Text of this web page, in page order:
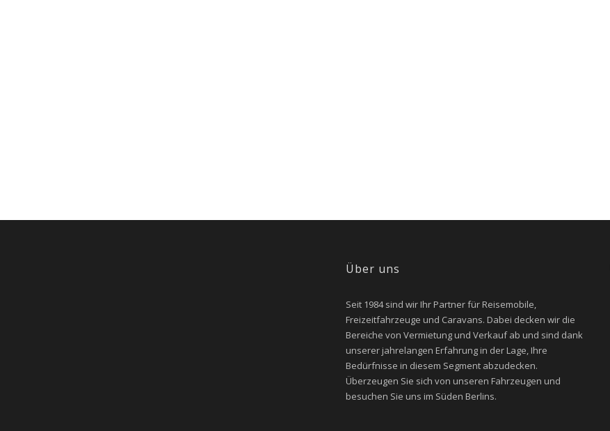
Über uns
Seit 1984 sind wir Ihr Partner für Reisemobile,
Freizeitfahrzeuge und Caravans. Dabei decken wir die
Bereiche von Vermietung und Verkauf ab und sind dank
unserer jahrelangen Erfahrung in der Lage, Ihre
Bedürfnisse in diesem Segment abzudecken.
Überzeugen Sie sich von unseren Fahrzeugen und
besuchen Sie uns im Süden Berlins.